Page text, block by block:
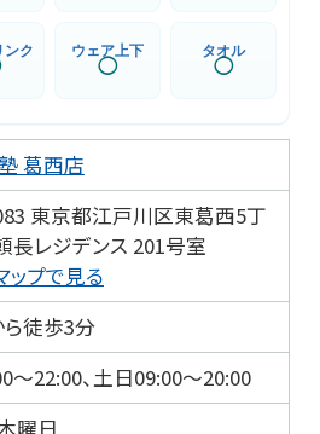
ンク ウェア上下
◯
タオル
◯
葛西店
東京都江戸川区東葛西5丁
長レジデンス 201号室
プで見る
徒歩3分
～22:00、土日09:00～20:00